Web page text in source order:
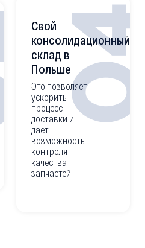
Свой
консолидационный
склад в
Польше
Это позволяет
ускорить
процесс
доставки и
дает
возможность
контроля
качества
запчастей.